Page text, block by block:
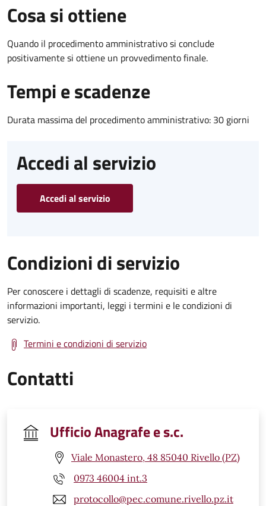
Cosa si ottiene
Quando il procedimento amministrativo si conclude
positivamente si ottiene un provvedimento finale.
Tempi e scadenze
Durata massima del procedimento amministrativo: 30 giorni
Accedi al servizio
Accedi al servizio
Condizioni di servizio
Per conoscere i dettagli di scadenze, requisiti e altre
informazioni importanti, leggi i termini e le condizioni di
servizio.
Termini e condizioni di servizio
Contatti
Ufficio Anagrafe e s.c.
Viale Monastero, 48 85040 Rivello (PZ)
0973 46004 int.3
protocollo@pec.comune.rivello.pz.it